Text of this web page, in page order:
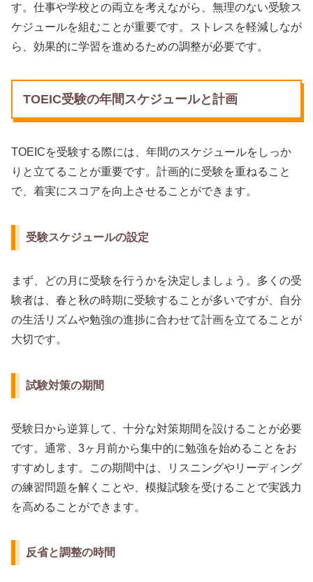
す。仕事や学校との両立を考えながら、無理のない受験ス
ケジュールを組むことが重要です。ストレスを軽減しなが
ら、効果的に学習を進めるための調整が必要です。
TOEIC受験の年間スケジュールと計画
TOEICを受験する際には、年間のスケジュールをしっか
りと立てることが重要です。計画的に受験を重ねること
で、着実にスコアを向上させることができます。
受験スケジュールの設定
まず、どの月に受験を行うかを決定しましょう。多くの受
験者は、春と秋の時期に受験することが多いですが、自分
の生活リズムや勉強の進捗に合わせて計画を立てることが
大切です。
試験対策の期間
受験日から逆算して、十分な対策期間を設けることが必要
です。通常、3ヶ月前から集中的に勉強を始めることをお
すすめします。この期間中は、リスニングやリーディング
の練習問題を解くことや、模擬試験を受けることで実践力
を高めることができます。
反省と調整の時間